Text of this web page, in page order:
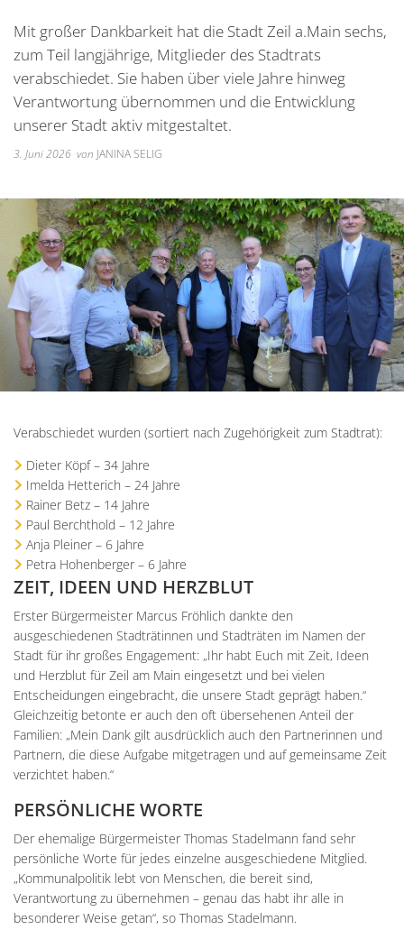
2025
2026
Stellenangebote Bauhofmitarbeiter für
Bekanntmachungen
Errichtung von
Kommunalwahl 2026
Integration
Friedhof
Friedhof
Friedhof
Wohnmobilstellplatz
Wein, Bier und Edelbrände
Mit großer Dankbarkeit hat die Stadt Zeil a.Main sechs,
zum Teil langjährige, Mitglieder des Stadtrats
verabschiedet. Sie haben über viele Jahre hinweg
Verantwortung übernommen und die Entwicklung
unserer Stadt aktiv mitgestaltet.
3. Juni 2026 von JANINA SELIG
Verabschiedet wurden (sortiert nach Zugehörigkeit zum Stadtrat):
Dieter Köpf – 34 Jahre
Imelda Hetterich – 24 Jahre
Rainer Betz – 14 Jahre
Paul Berchthold – 12 Jahre
Anja Pleiner – 6 Jahre
Petra Hohenberger – 6 Jahre
ZEIT, IDEEN UND HERZBLUT
Erster Bürgermeister Marcus Fröhlich dankte den
ausgeschiedenen Stadträtinnen und Stadträten im Namen der
Stadt für ihr großes Engagement: „Ihr habt Euch mit Zeit, Ideen
und Herzblut für Zeil am Main eingesetzt und bei vielen
Entscheidungen eingebracht, die unsere Stadt geprägt haben.“
Gleichzeitig betonte er auch den oft übersehenen Anteil der
Familien: „Mein Dank gilt ausdrücklich auch den Partnerinnen und
Partnern, die diese Aufgabe mitgetragen und auf gemeinsame Zeit
verzichtet haben.“
PERSÖNLICHE WORTE
Der ehemalige Bürgermeister Thomas Stadelmann fand sehr
persönliche Worte für jedes einzelne ausgeschiedene Mitglied.
„Kommunalpolitik lebt von Menschen, die bereit sind,
Verantwortung zu übernehmen – genau das habt ihr alle in
besonderer Weise getan“, so Thomas Stadelmann.